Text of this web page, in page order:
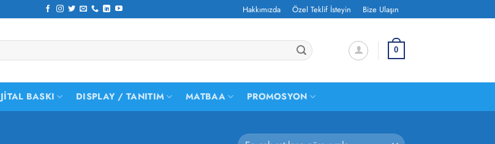
Hakkımızda Özel Teklif İsteyin Bize Ulaşın
0
BASKI DISPLAY / TANITIM MATBAA PROMOSYON